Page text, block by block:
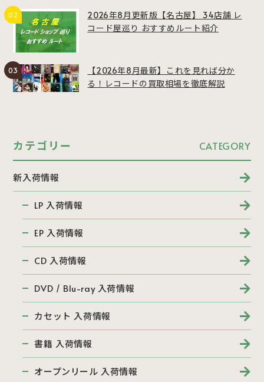
2026年8月更新版【名古屋】 34店舗 レ
コード屋巡り おすすめルート紹介
【2026年8月最新】これを見れば分か
る！レコードの買取相場を徹底解説
カテゴリー CATEGORY
新入荷情報
LP 入荷情報
EP 入荷情報
CD 入荷情報
DVD / Blu-ray 入荷情報
カセット 入荷情報
書籍 入荷情報
オープンリール 入荷情報